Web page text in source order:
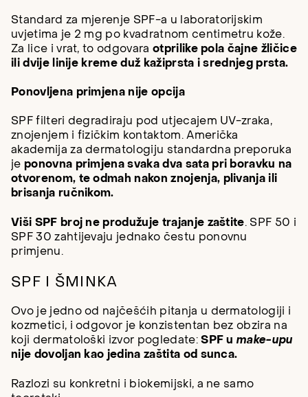
Standard za mjerenje SPF-a u laboratorijskim
uvjetima je 2 mg po kvadratnom centimetru kože.
Za lice i vrat, to odgovara otprilike pola čajne žličice
ili dvije linije kreme duž kažiprsta i srednjeg prsta.
Ponovljena primjena nije opcija
SPF filteri degradiraju pod utjecajem UV-zraka,
znojenjem i fizičkim kontaktom. Američka
akademija za dermatologiju standardna preporuka
je ponovna primjena svaka dva sata pri boravku na
otvorenom, te odmah nakon znojenja, plivanja ili
brisanja ručnikom.
Viši SPF broj ne produžuje trajanje zaštite. SPF 50 i
SPF 30 zahtijevaju jednako čestu ponovnu
primjenu.
SPF I ŠMINKA
Ovo je jedno od najčešćih pitanja u dermatologiji i
kozmetici, i odgovor je konzistentan bez obzira na
koji dermatološki izvor pogledate:SPF umake-upu
nije dovoljan kao jedina zaštita od sunca.
Razlozi su konkretni i biokemijski, a ne samo